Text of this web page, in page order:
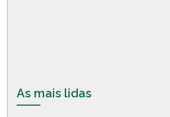
As mais lidas